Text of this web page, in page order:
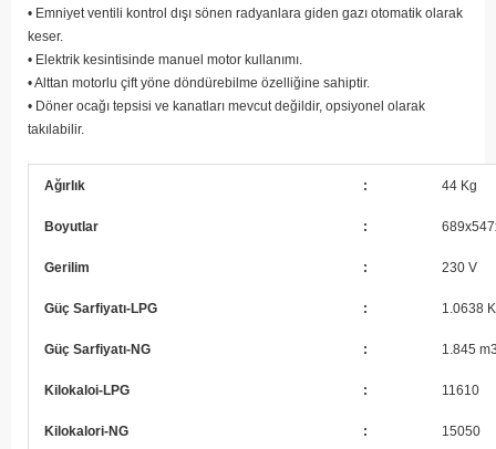
• Emniyet ventili kontrol dışı sönen radyanlara giden gazı otomatik olarak
keser.
• Elektrik kesintisinde manuel motor kullanımı.
• Alttan motorlu çift yöne döndürebilme özelliğine sahiptir.
• Döner ocağı tepsisi ve kanatları mevcut değildir, opsiyonel olarak
takılabilir.
Ağırlık : 44 Kg
Boyutlar :
Gerilim : 230 V
Güç Sarfiyatı-LPG : 1.0638
Güç Sarfiyatı-NG : 1.845
Kilokaloi-LPG : 11610
Kilokalori-NG : 15050